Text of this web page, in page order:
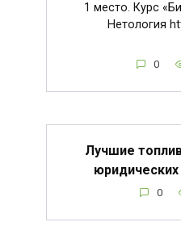
1 место. Курс
Нетология
0
Лучшие
юридических
0